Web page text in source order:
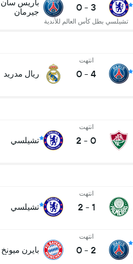
3
-
0
تشيلسي بطل كأس العالم للأندية
باريس سان
جيرمان
انتهت
4
-
0 ريال مدريد
انتهت
0
-
2 تشيلسي
انتهت
1
-
2 تشيلسي
انتهت
2
-
0 بايرن ميونخ